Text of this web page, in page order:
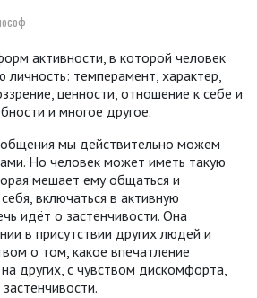
активности, в которой человек
темперамент, характер,
ценности, отношение к себе и
и многое другое.
мы действительно можем
Но человек может иметь такую
мешает ему общаться и
включаться в активную
идёт о застенчивости. Она
в присутствии других людей и
о том, какое впечатление
других, с чувством дискомфорта,